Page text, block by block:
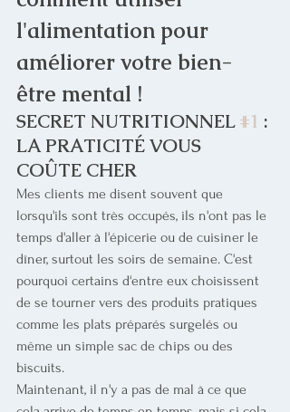
l'alimentation pour
améliorer votre bien-
être mental !
SECRET NUTRITIONNEL #1 :
LA PRATICITÉ VOUS
COÛTE CHER
Mes clients me disent souvent que
lorsqu'ils sont très occupés, ils n'ont pas le
temps d'aller à l'épicerie ou de cuisiner le
dîner, surtout les soirs de semaine. C'est
pourquoi certains d'entre eux choisissent
de se tourner vers des produits pratiques
comme les plats préparés surgelés ou
même un simple sac de chips ou des
biscuits.
Maintenant, il n'y a pas de mal à ce que